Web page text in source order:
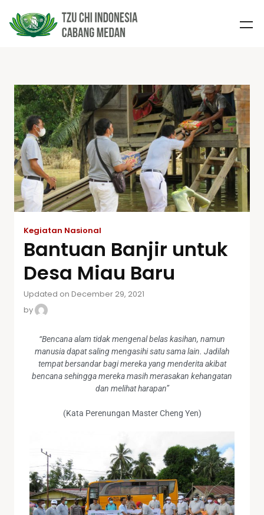
Kegiatan Nasional
Bantuan Banjir untuk
Desa Miau Baru
Updated on December 29, 2021
by
“Bencana alam tidak mengenal belas kasihan, namun
manusia dapat saling mengasihi satu sama lain. Jadilah
tempat bersandar bagi mereka yang menderita akibat
bencana sehingga mereka masih merasakan kehangatan
dan melihat harapan”
(Kata Perenungan Master Cheng Yen)